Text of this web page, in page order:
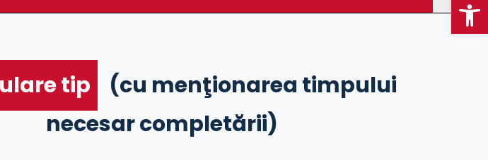
tip
(cu menţionarea timpului
necesar completării)